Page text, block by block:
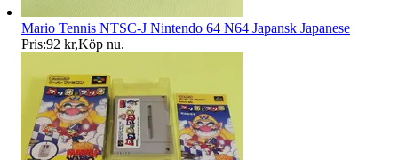
Mario Tennis NTSC-J Nintendo 64 N64 Japansk Japanese
Pris:92 kr,Köp nu.